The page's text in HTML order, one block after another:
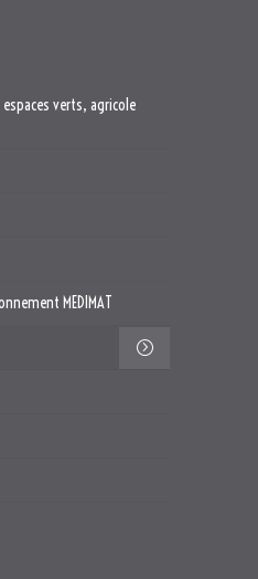
verts, agricole
MEDIMAT